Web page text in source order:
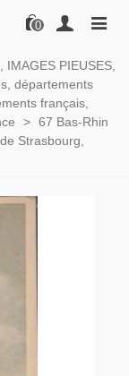
0
IMAGES PIEUSES,
départements
français,
> 67 Bas-Rhin
Strasbourg,